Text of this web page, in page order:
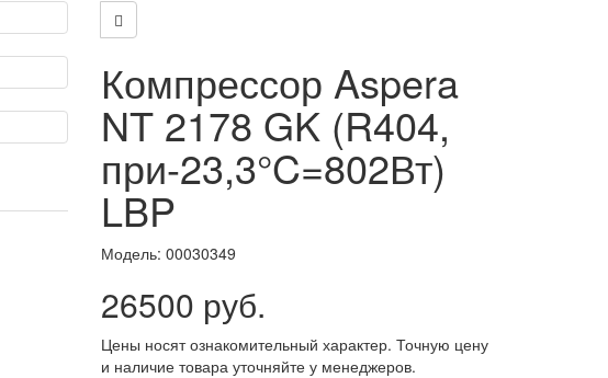
Компрессор Aspera
NT 2178 GK (R404,
при-23,3°C=802Вт)
LBP
Модель: 00030349
26500 руб.
Цены носят ознакомительный характер. Точную цену
и наличие товара уточняйте у менеджеров.